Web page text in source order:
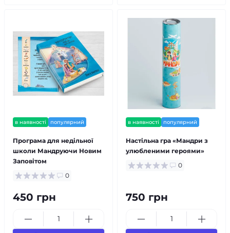
в наявності популярний
Програма для недільної
школи Мандруючи Новим
Заповітом
0
450 грн
в наявності популярний
Настільна гра «Мандри з
улюбленими героями»
0
750 грн